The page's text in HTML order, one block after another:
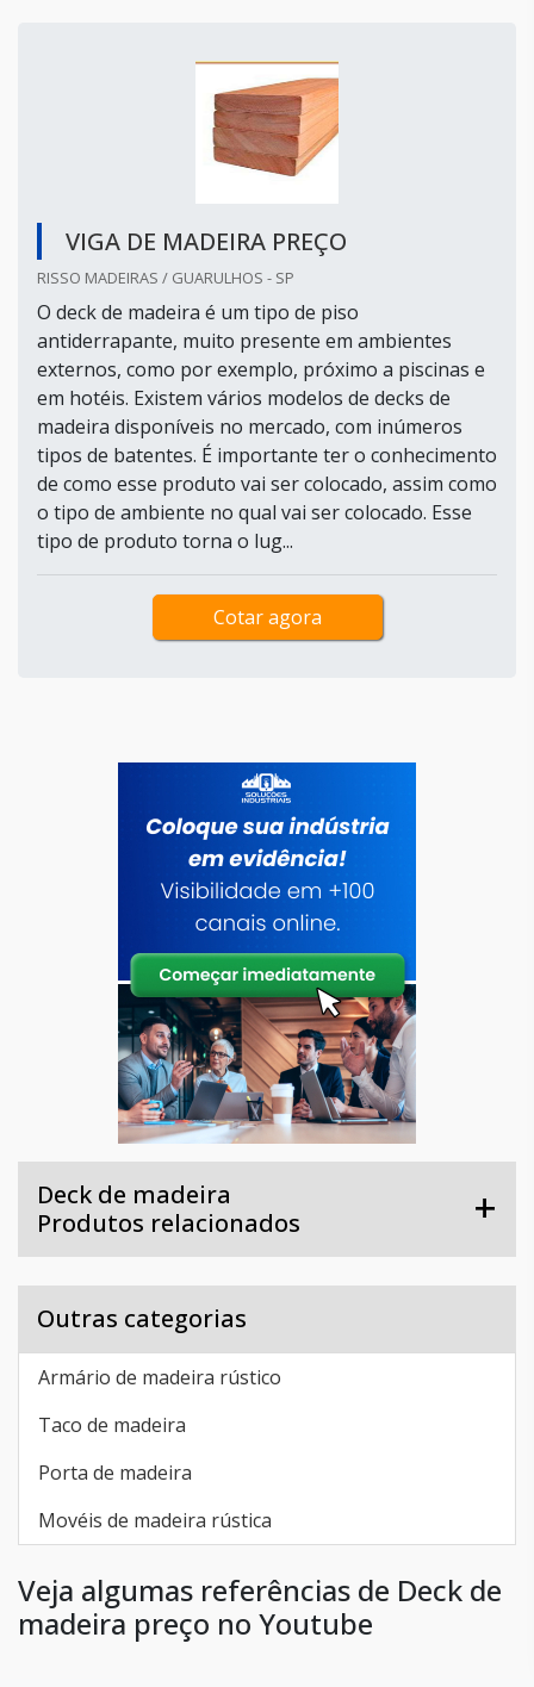
VIGA DE MADEIRA PREÇO
RISSO MADEIRAS / GUARULHOS - SP
O deck de madeira é um tipo de piso
antiderrapante, muito presente em ambientes
externos, como por exemplo, próximo a piscinas e
em hotéis. Existem vários modelos de decks de
madeira disponíveis no mercado, com inúmeros
tipos de batentes. É importante ter o conhecimento
de como esse produto vai ser colocado, assim como
o tipo de ambiente no qual vai ser colocado. Esse
tipo de produto torna o lug...
Cotar agora
Deck de madeira
Produtos relacionados
Outras categorias
Armário de madeira rústico
Taco de madeira
Porta de madeira
Movéis de madeira rústica
Veja algumas referências de Deck de
madeira preço no Youtube